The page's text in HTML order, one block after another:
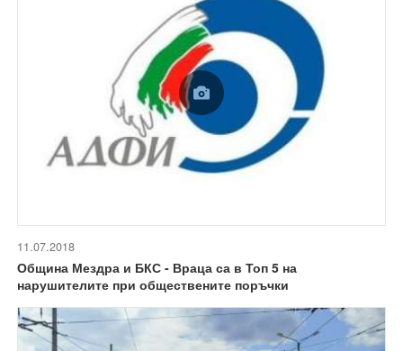
11.07.2018
Община Мездра и БКС - Враца са в Топ 5 на
нарушителите при обществените поръчки